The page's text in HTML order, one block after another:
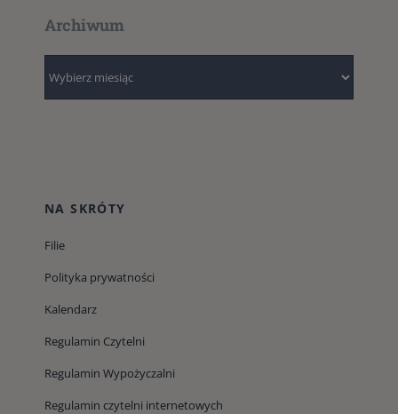
Archiwum
NA SKRÓTY
Filie
Polityka prywatności
Kalendarz
Regulamin Czytelni
Regulamin Wypożyczalni
Regulamin czytelni internetowych